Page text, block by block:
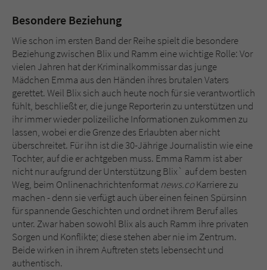
Besondere Beziehung
Wie schon im ersten Band der Reihe spielt die besondere
Beziehung zwischen Blix und Ramm eine wichtige Rolle: Vor
vielen Jahren hat der Kriminalkommissar das junge
Mädchen Emma aus den Händen ihres brutalen Vaters
gerettet. Weil Blix sich auch heute noch für sie verantwortlich
fühlt, beschließt er, die junge Reporterin zu unterstützen und
ihr immer wieder polizeiliche Informationen zukommen zu
lassen, wobei er die Grenze des Erlaubten aber nicht
überschreitet. Für ihn ist die 30-Jährige Journalistin wie eine
Tochter, auf die er achtgeben muss. Emma Ramm ist aber
nicht nur aufgrund der Unterstützung Blix` auf dem besten
Weg, beim Onlinenachrichtenformatnews.coKarriere zu
machen - denn sie verfügt auch über einen feinen Spürsinn
für spannende Geschichten und ordnet ihrem Beruf alles
unter. Zwar haben sowohl Blix als auch Ramm ihre privaten
Sorgen und Konflikte; diese stehen aber nie im Zentrum.
Beide wirken in ihrem Auftreten stets lebensecht und
authentisch.